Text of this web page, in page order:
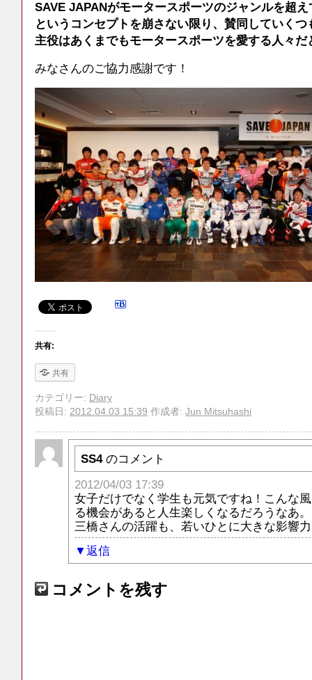
SAVE JAPANがモータースポーツのジャンルを超え
というコンセプトを崩さない限り、賛同していくつ
主役はあくまでもモータースポーツを愛する人々だ
みなさんのご協力感謝です！
共有:
共有
カテゴリー: Diary
投稿日: 2012.04.03 15:39 作成者: Jun Mitsuhashi
SS4 のコメント
2012/04/03 17:39
女子だけでなく学生も元気ですね！こんな
る機会があると人生楽しくなるだろうなあ。
三橋さんの活躍も、若いひとに大きな影響
返信
コメントを残す